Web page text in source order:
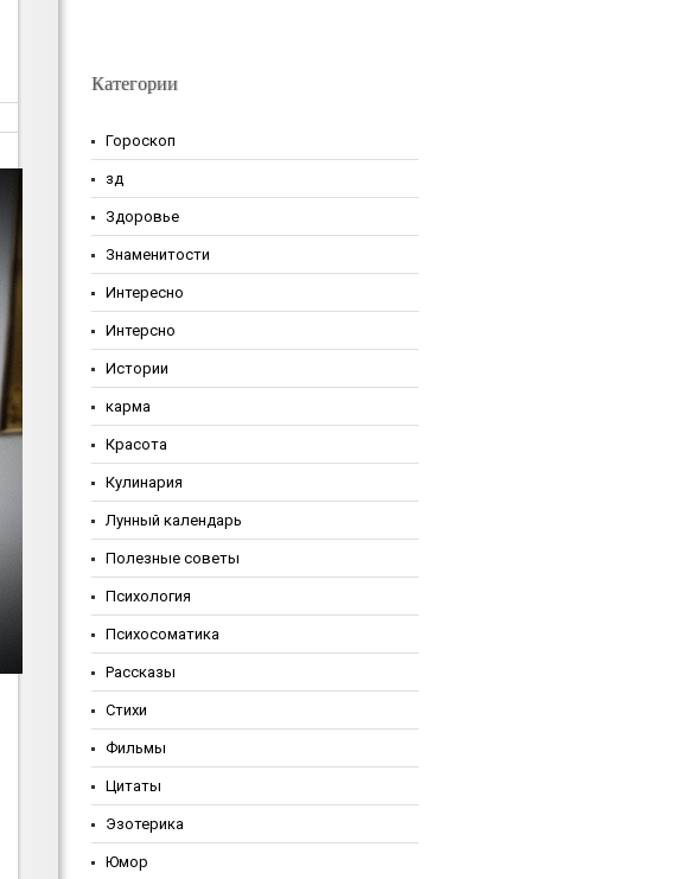
Категории
Гороскоп
зд
Здоровье
Знаменитости
Интересно
Интерсно
Истории
карма
Красота
Кулинария
Лунный календарь
Полезные советы
Психология
Психосоматика
Рассказы
Стихи
Фильмы
Цитаты
Эзотерика
Юмор